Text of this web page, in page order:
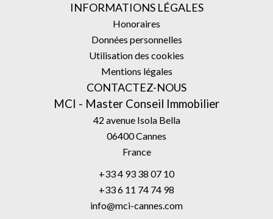
INFORMATIONS LÉGALES
Honoraires
Données personnelles
Utilisation des cookies
Mentions légales
CONTACTEZ-NOUS
MCI - Master Conseil Immobilier
42 avenue Isola Bella
06400Cannes
France
+33 4 93 38 07 10
+33 6 11 74 74 98
info@mci-cannes.com